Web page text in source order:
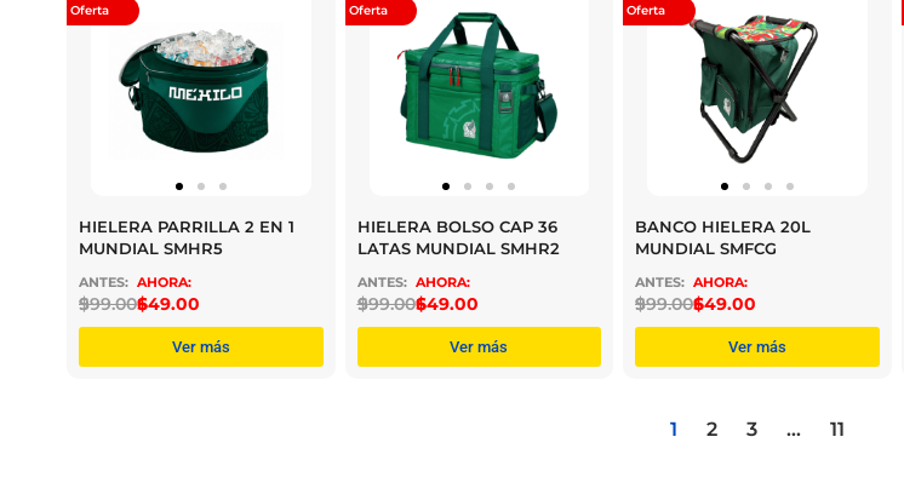
Oferta
HIELERA PARRILLA 2 EN 1
MUNDIAL SMHR5
$
999.00$
649.00
Ver más
Oferta
HIELERA BOLSO CAP 36
LATAS MUNDIAL SMHR2
$
999.00$
649.00
Ver más
Oferta
BANCO HIELERA 20L
MUNDIAL SMFCG
$
999.00$
649.00
Ver más
1 2 3 … 11